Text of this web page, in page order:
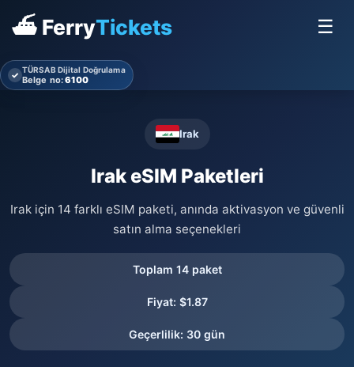
⛴ FerryTickets ☰
✓ TÜRSAB Dijital Doğrulama
Belge no:6100
Irak
Irak eSIM Paketleri
Irak için 14 farklı eSIM paketi, anında aktivasyon ve güvenli
satın alma seçenekleri
Toplam 14 paket
Fiyat: $1.87
Geçerlilik: 30 gün